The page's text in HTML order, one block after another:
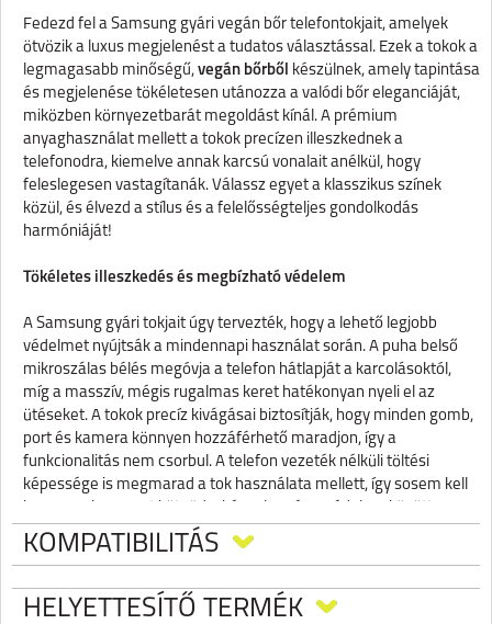
Fedezd fel a Samsung gyári vegán bőr telefontokjait, amelyek
ötvözik a luxus megjelenést a tudatos választással. Ezek a tokok a
legmagasabb minőségű, vegán bőrből készülnek, amely tapintása
és megjelenése tökéletesen utánozza a valódi bőr eleganciáját,
miközben környezetbarát megoldást kínál. A prémium
anyaghasználat mellett a tokok precízen illeszkednek a
telefonodra, kiemelve annak karcsú vonalait anélkül, hogy
feleslegesen vastagítanák. Válassz egyet a klasszikus színek
közül, és élvezd a stílus és a felelősségteljes gondolkodás
harmóniáját!
Tökéletes illeszkedés és megbízható védelem
A Samsung gyári tokjait úgy tervezték, hogy a lehető legjobb
védelmet nyújtsák a mindennapi használat során. A puha belső
mikroszálas bélés megóvja a telefon hátlapját a karcolásoktól,
míg a masszív, mégis rugalmas keret hatékonyan nyeli el az
ütéseket. A tokok precíz kivágásai biztosítják, hogy minden gomb,
port és kamera könnyen hozzáférhető maradjon, így a
funkcionalitás nem csorbul. A telefon vezeték nélküli töltési
képessége is megmarad a tok használata mellett, így sosem kell
KOMPATIBILITÁS
HELYETTESÍTŐ TERMÉK